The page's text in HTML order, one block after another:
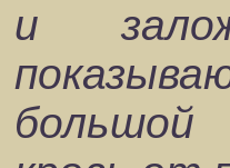
и
большой